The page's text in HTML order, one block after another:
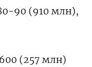
90 (910 млн),
(257 млн)